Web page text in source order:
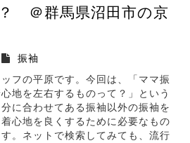
＠群馬県沼田市の京
振袖
フの平原です。今回は、「ママ振
地を左右するものって？」という
に合わせてある振袖以外の振袖を
心地を良くするために必要なもの
。ネットで検索してみても、流行